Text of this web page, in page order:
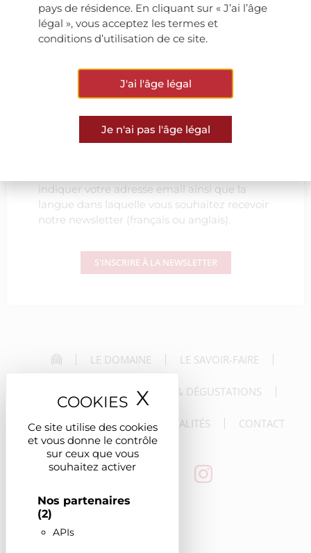
Ce site utilise des cookies
et vous donne le contrôle
sur ceux que vous
souhaitez activer
Nos partenaires
(2)
APIs
X Masquer le
notre actualité
Pour vous tenir informé(e) de notre actualité,
indiquer votre adresse email ainsi que la
langue dans laquelle vous souhaitez recevoir
notre newsletter (français ou anglais).
S'INSCRIRE À LA NEWSLETTER
LE DOMAINE LE SAVOIR-FAIRE
LES VISITES & DÉGUSTATIONS
LES RÉCEPTIONS LES ACTUALITÉS CONTACT
pays de résidence. En cliquant sur « J’ai l’âge
légal », vous acceptez les termes et
conditions d’utilisation de ce site.
J'ai l'âge légal
Je n'ai pas l'âge légal